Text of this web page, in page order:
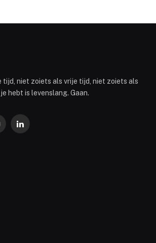
tijd, niet zoiets als vrije tijd, niet zoiets als
hebt is levenslang. Gaan.
LinkedIn